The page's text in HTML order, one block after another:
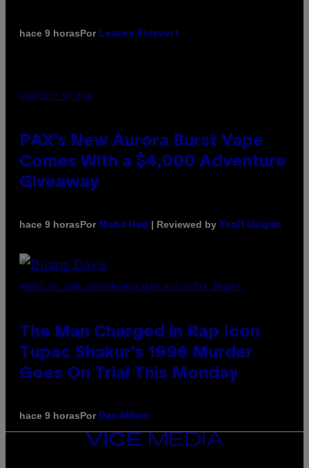
hace 9 horasPor Lauren Boisvert
COURTESY OF PAX
PAX’s New Aurora Burst Vape
Comes With a $4,000 Adventure
Giveaway
hace 9 horasPor Maha Haq | Reviewed by Ysolt Usigan
PHOTO BY JOHN LOCHER/POOL/AFP VIA GETTY IMAGES
The Man Charged in Rap Icon
Tupac Shakur’s 1996 Murder
Goes On Trial This Monday
hace 9 horasPor Dan Milam
VICE
MEDIA